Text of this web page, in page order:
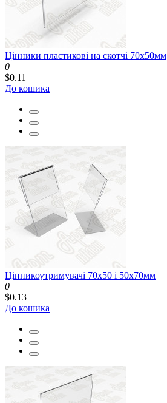
Цінники пластикові на скотчі 70x50мм
0
$0.11
До кошика
Цінникоутримувачі 70x50 і 50x70мм
0
$0.13
До кошика